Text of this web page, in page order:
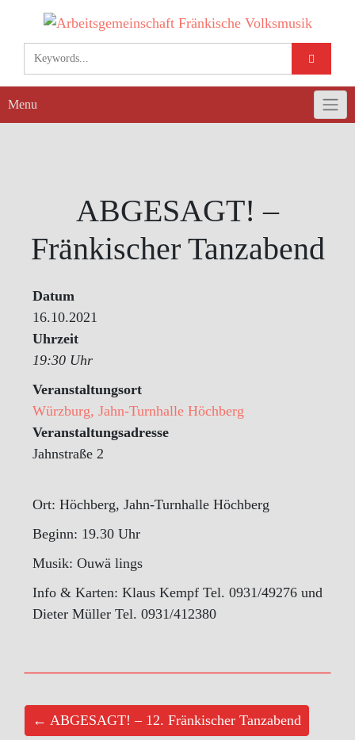
content
Menu
ABGESAGT! –
Fränkischer Tanzabend
Datum
16.10.2021
Uhrzeit
19:30 Uhr
Veranstaltungsort
Würzburg, Jahn-Turnhalle Höchberg
Veranstaltungsadresse
Jahnstraße 2
Ort: Höchberg, Jahn-Turnhalle Höchberg
Beginn: 19.30 Uhr
Musik: Ouwä lings
Info & Karten: Klaus Kempf Tel. 0931/49276 und
Dieter Müller Tel. 0931/412380
← ABGESAGT! – 12. Fränkischer Tanzabend